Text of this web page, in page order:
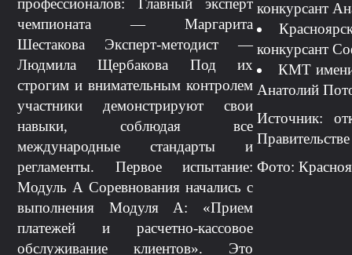
профессионалов: Главный эксперт
чемпионата — Маргарита
Шестакова Эксперт-методист —
Людмила Щербакова Под их
строгим и внимательным контролем
участники демонстрируют свои
навыки, соблюдая все
международные стандарты и
регламенты. Первое испытание:
Модуль А Соревнования начались с
выполнения Модуля А: «Прием
платежей и расчетно-кассовое
обслуживание клиентов». Это
конкурсант
конкурсант
КМТ имени
Анатолий
Источник:
Фото: